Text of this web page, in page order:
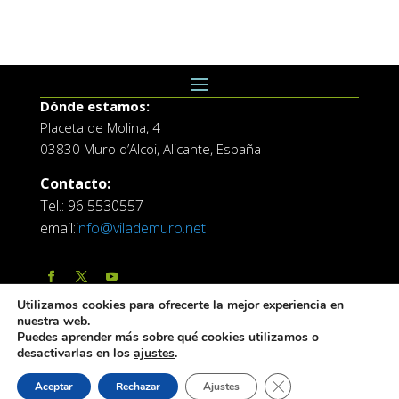
Dónde estamos:
Placeta de Molina, 4
03830 Muro d’Alcoi, Alicante, España
Contacto:
Tel.: 96 5530557
email:info@vilademuro.net
Web desarrollada por el Servicio de Informatica de
Diputación de Alicante
Utilizamos cookies para ofrecerte la mejor experiencia en
nuestra web.
Puedes aprender más sobre qué cookies utilizamos o
desactivarlas en los ajustes.
Aceptar Rechazar Ajustes Cerrar el banner de